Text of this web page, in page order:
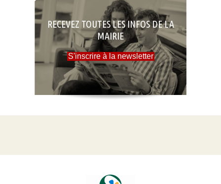
RECEVEZ TOUTES LES INFOS DE LA
MAIRIE
S'inscrire à la newsletter